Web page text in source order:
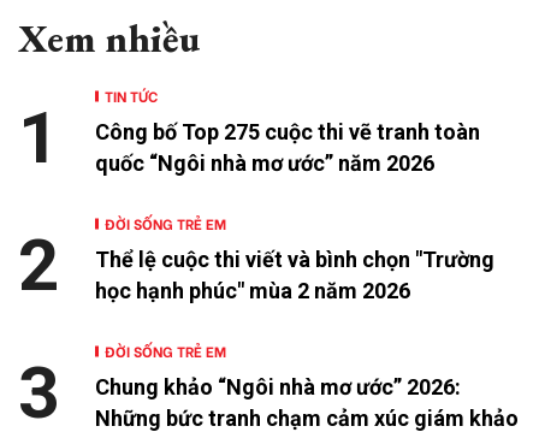
Xem nhiều
TIN TỨC
Công bố Top 275 cuộc thi vẽ tranh toàn
quốc “Ngôi nhà mơ ước” năm 2026
1
ĐỜI SỐNG TRẺ EM
Thể lệ cuộc thi viết và bình chọn "Trường
học hạnh phúc" mùa 2 năm 2026
2
ĐỜI SỐNG TRẺ EM
Chung khảo “Ngôi nhà mơ ước” 2026:
Những bức tranh chạm cảm xúc giám khảo
3